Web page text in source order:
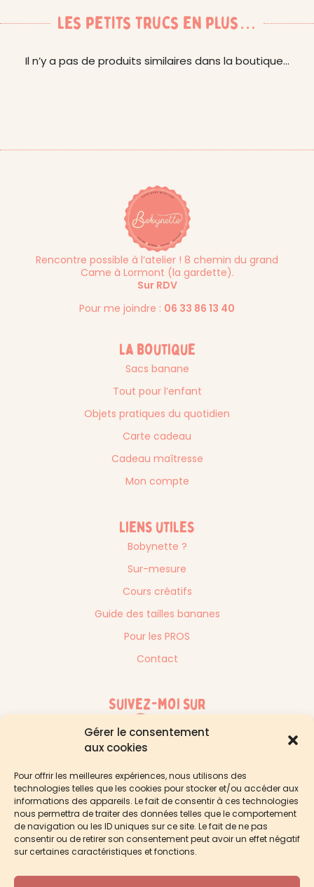
Gérer le consentement
aux cookies
Pour offrir les meilleures expériences, nous utilisons des
technologies telles que les cookies pour stocker et/ou accéder aux
informations des appareils. Le fait de consentir à ces technologies
nous permettra de traiter des données telles que le comportement
de navigation ou les ID uniques sur ce site. Le fait de ne pas
consentir ou de retirer son consentement peut avoir un effet négatif
sur certaines caractéristiques et fonctions.
les petits trucs en plus…
Il n’y a pas de produits similaires dans la boutique…
Rencontre possible à l’atelier ! 8 chemin du grand
Came à Lormont (la gardette).
Sur RDV
Pour me joindre : 06 33 86 13 40
La boutique
Sacs banane
Tout pour l’enfant
Objets pratiques du quotidien
Carte cadeau
Cadeau maîtresse
Mon compte
Liens utiles
Bobynette ?
Sur-mesure
Cours créatifs
Guide des tailles bananes
Pour les PROS
Contact
Suivez-moi sur
© 2026Bobynette- Tous droits réservés -